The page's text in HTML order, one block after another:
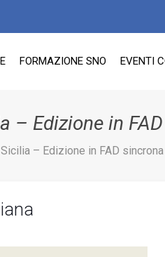
FORMAZIONE SNO EVENTI
– Edizione in
– Edizione in FAD sincrona